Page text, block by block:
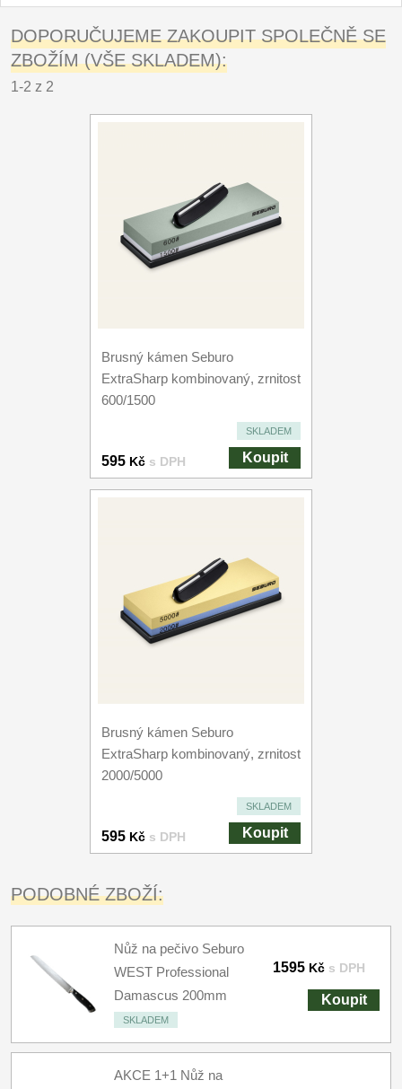
DOPORUČUJEME ZAKOUPIT SPOLEČNĚ SE
ZBOŽÍM (VŠE SKLADEM):
1-2 z 2
Brusný kámen Seburo
ExtraSharp kombinovaný, zrnitost
600/1500
SKLADEM
595 Kč s DPH Koupit
Brusný kámen Seburo
ExtraSharp kombinovaný, zrnitost
2000/5000
SKLADEM
595 Kč s DPH Koupit
PODOBNÉ ZBOŽÍ:
Nůž na pečivo Seburo
WEST Professional
Damascus 200mm
SKLADEM
1595 Kč s DPH
Koupit
AKCE 1+1 Nůž na